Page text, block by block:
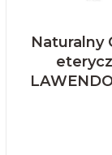
Naturalny